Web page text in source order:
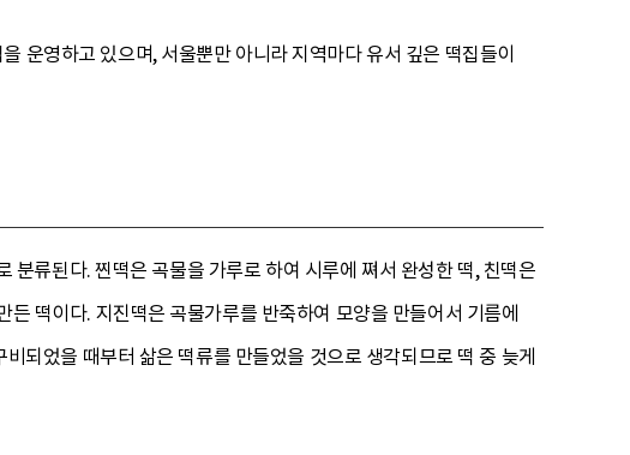
운영하고 있으며, 서울뿐만 아니라 지역마다 유서 깊은 떡집들이
분류된다. 찐떡은 곡물을 가루로 하여 시루에 쪄서 완성한 떡, 친떡은
떡이다. 지진떡은 곡물가루를 반죽하여 모양을 만들어서 기름에
되었을 때부터 삶은 떡류를 만들었을 것으로 생각되므로 떡 중 늦게